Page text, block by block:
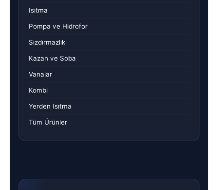
Isıtma
Pompa ve Hidrofor
Sızdırmazlık
Kazan ve Soba
Vanalar
Kombi
Yerden Isıtma
Tüm Ürünler